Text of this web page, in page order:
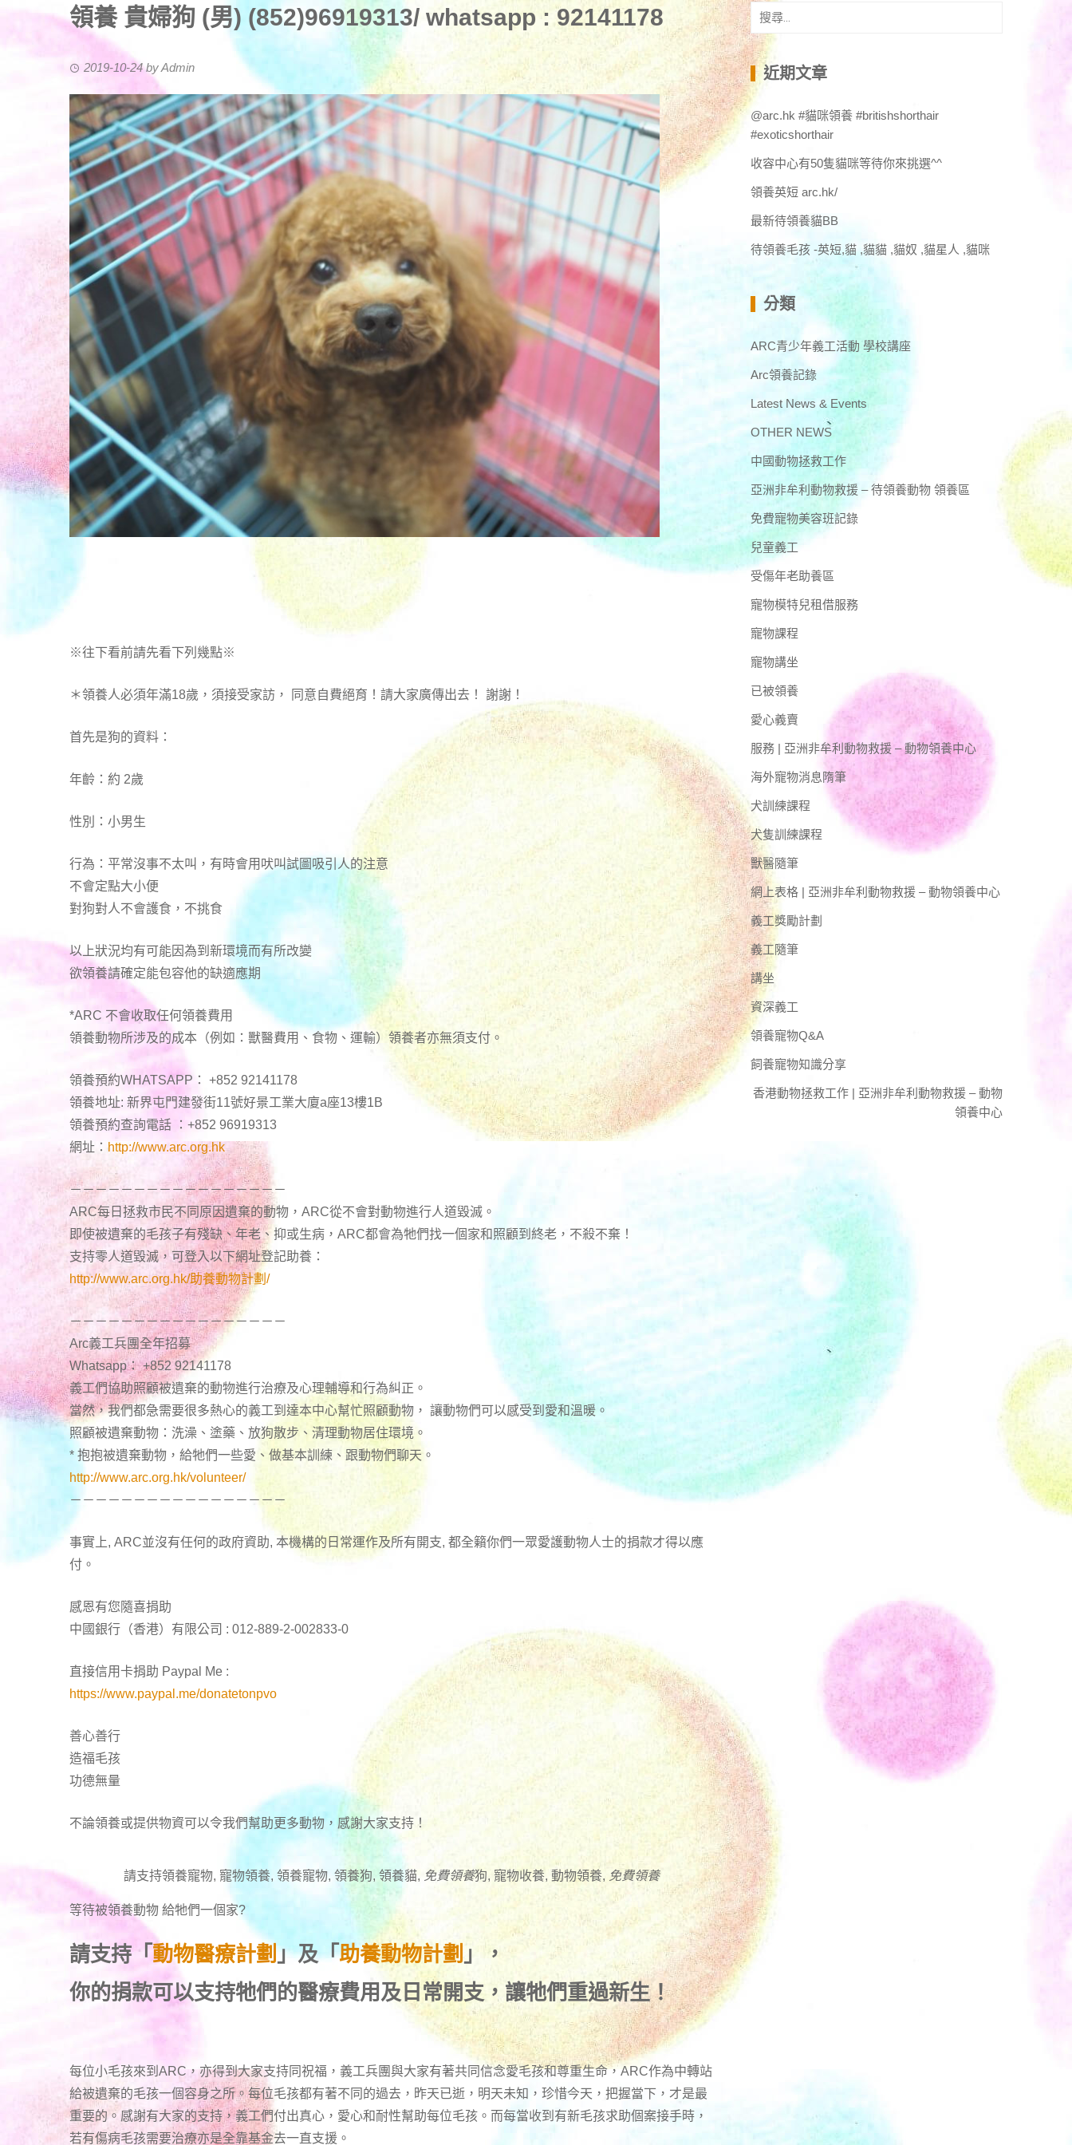
領養 貴婦狗 (男) (852)96919313/ whatsapp : 92141178
2019-10-24byAdmin
※往下看前請先看下列幾點※
＊領養人必須年滿18歲，須接受家訪， 同意自費絕育！請大家廣傳出去！ 謝謝！
首先是狗的資料：
年齡：約 2歲
性別：小男生
行為：平常沒事不太叫，有時會用吠叫試圖吸引人的注意
不會定點大小便
對狗對人不會護食，不挑食
以上狀況均有可能因為到新環境而有所改變
欲領養請確定能包容他的缺適應期
*ARC 不會收取任何領養費用
領養動物所涉及的成本（例如：獸醫費用、食物、運輸）領養者亦無須支付。
領養預約WHATSAPP： +852 92141178
領養地址: 新界屯門建發街11號好景工業大廈a座13樓1B
領養預約查詢電話 ：+852 96919313
網址： http://www.arc.org.hk
－－－－－－－－－－－－－－－－－
ARC每日拯救市民不同原因遺棄的動物，ARC從不會對動物進行人道毀滅。
即使被遺棄的毛孩子有殘缺、年老、抑或生病，ARC都會為牠們找一個家和照顧到終老，不殺不棄！
支持零人道毀滅，可登入以下網址登記助養：
http://www.arc.org.hk/助養動物計劃/
－－－－－－－－－－－－－－－－－
Arc義工兵團全年招募
Whatsapp： +852 92141178
義工們協助照顧被遺棄的動物進行治療及心理輔導和行為糾正。
當然，我們都急需要很多熱心的義工到達本中心幫忙照顧動物， 讓動物們可以感受到愛和溫暖。
照顧被遺棄動物：洗澡、塗藥、放狗散步、清理動物居住環境。
* 抱抱被遺棄動物，給牠們一些愛、做基本訓練、跟動物們聊天。
http://www.arc.org.hk/volunteer/
－－－－－－－－－－－－－－－－－
事實上, ARC並沒有任何的政府資助, 本機構的日常運作及所有開支, 都全籟你們一眾愛護動物人士的捐款才得以應
付。
感恩有您隨喜捐助
中國銀行（香港）有限公司 : 012-889-2-002833-0
直接信用卡捐助 Paypal Me :
https://www.paypal.me/donatetonpvo
善心善行
造福毛孩
功德無量
不論領養或提供物資可以令我們幫助更多動物，感謝大家支持！
請支持領養寵物, 寵物領養, 領養寵物, 領養狗, 領養貓, 免費領養狗, 寵物收養, 動物領養, 免費領養
等待被領養動物 給牠們一個家?
請支持「 動物醫療計劃」及「助養動物計劃 」，
你的捐款可以支持牠們的醫療費用及日常開支，讓牠們重過新生！
每位小毛孩來到ARC，亦得到大家支持同祝福，義工兵團與大家有著共同信念愛毛孩和尊重生命，ARC作為中轉站
給被遺棄的毛孩一個容身之所。每位毛孩都有著不同的過去，昨天已逝，明天未知，珍惜今天，把握當下，才是最
重要的。感謝有大家的支持，義工們付出真心，愛心和耐性幫助每位毛孩。而每當收到有新毛孩求助個案接手時，
若有傷病毛孩需要治療亦是全靠基金去一直支援。
搜
尋
關
鍵
字:
近期文章
@arc.hk #貓咪領養 #britishshorthair
#exoticshorthair
收容中心有50隻貓咪等待你來挑選^^
領養英短 arc.hk/
最新待領養貓BB
待領養毛孩 -英短,貓 ,貓貓 ,貓奴 ,貓星人 ,貓咪
分類
ARC青少年義工活動 學校講座
Arc領養記錄
Latest News & Events
OTHER NEWS
中國動物拯救工作
亞洲非牟利動物救援 – 待領養動物 領養區
免費寵物美容班記錄
兒童義工
受傷年老助養區
寵物模特兒租借服務
寵物課程
寵物講坐
已被領養
愛心義賣
服務 | 亞洲非牟利動物救援 – 動物領養中心
海外寵物消息隋筆
犬訓練課程
犬隻訓練課程
獸醫隨筆
網上表格 | 亞洲非牟利動物救援 – 動物領養中心
義工獎勵計劃
義工隨筆
講坐
資深義工
領養寵物Q&A
飼養寵物知識分享
香港動物拯救工作 | 亞洲非牟利動物救援 – 動物
領養中心